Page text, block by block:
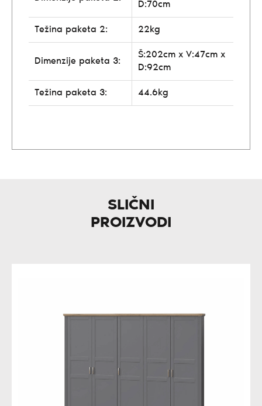
D:70cm
Težina paketa 2: 22kg
Dimenzije paketa 3:
Š:202cm x V:47cm x
D:92cm
Težina paketa 3: 44.6kg
SLIČNI
PROIZVODI